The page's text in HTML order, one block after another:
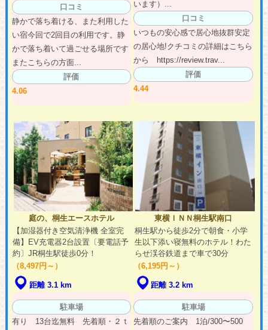
口コミ
静かで落ち着ける、また利用した
い宿今回で2回目の利用です。静
かで落ち着いて過ごせる場所です
またこちらの方面...
評価
4.06
います）...
口コミ
いつもの安心感で居心地抜群安定
の居心地!クチコミの詳細はこちら
から https://review.trav...
評価
4.44
庭の、桐生エースホテル
【加湿器付き空気清浄機 全室完
備】EV充電器2台設置〔要電話予
約〕JR桐生駅徒歩0分！
（8,497円～）
距離 3.1 km
駐車場
有り 13台迄無料 先着順・２ｔ
東横ＩＮＮ桐生駅南口
桐生駅から徒歩2分で朝食・小学
生以下添い寝無料のホテル！わた
らせ渓谷鉄道まで車で30分
（6,195円～）
距離 3.2 km
駐車場
先着順のご案内 1泊/300〜500